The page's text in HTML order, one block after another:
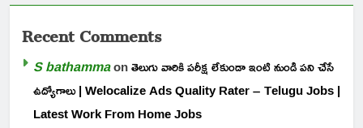
Recent Comments
S bathammaonతెలుగు వారికి పరీక్ష లేకుండా ఇంటి నుండి పని చేసే
ఉద్యోగాలు | Welocalize Ads Quality Rater – Telugu Jobs |
Latest Work From Home Jobs